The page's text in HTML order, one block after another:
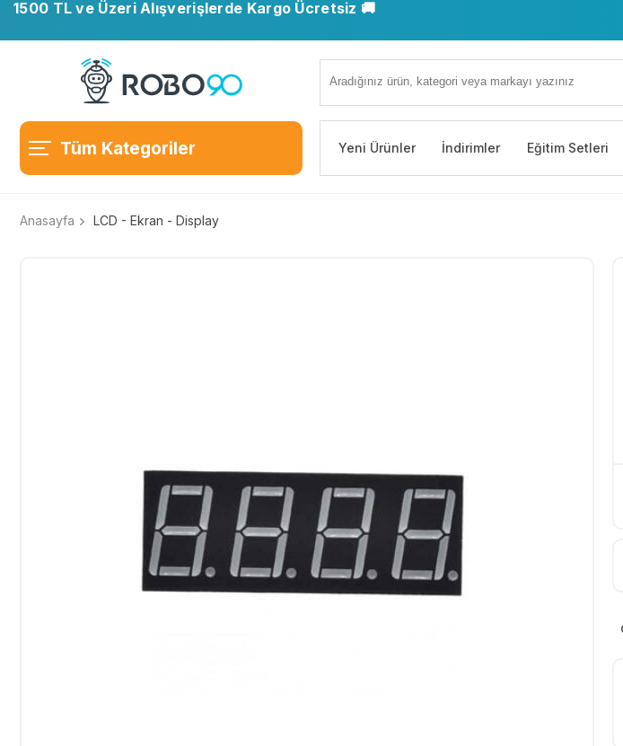
1500 TL ve Üzeri Alışverişlerde Kargo Ücretsiz 🚚
Tüm Kategoriler Yeni Ürünler İndirimler Eğitim Setleri
Anasayfa LCD - Ekran - Display